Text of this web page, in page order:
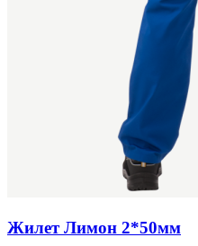
Жилет Лимон 2*50мм